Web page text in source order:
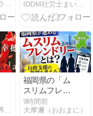
例紹介
福岡県の「ム
スリムフレン
ドリー」と
は？特定の宗
9時間前
大摩邇（おおまに）